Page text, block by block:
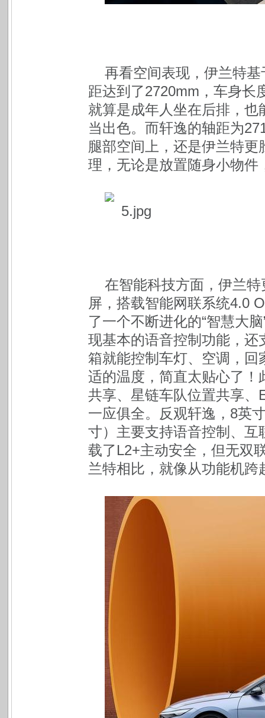
再看空间表现，伊兰特
距达到了2720mm，车身长
就算是成年人坐在后排，
当出色。而轩逸的轴距为
腿部空间上，还是伊兰特
理，无论是放置随身小物
在智能科技方面，伊兰特
屏，搭载智能网联系统4.0
了一个不断进化的“智慧大
现基本的语音控制功能，
箱就能控制车灯、空调，
适的温度，简直太贴心了！
共享、星链车队位置共享
一应俱全。反观轩逸，8英
寸）主要支持语音控制、
载了L2+主动安全，但无双
兰特相比，就像从功能机